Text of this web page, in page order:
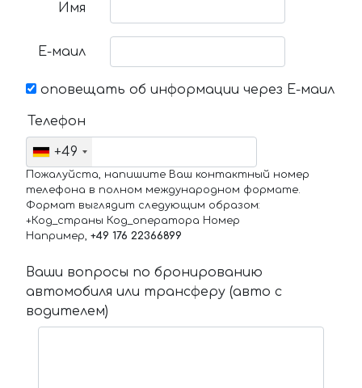
Имя
Е-маил
оповещать об информации через Е-маил
Телефон
+49
Пожалуйста, напишите Ваш контактный номер
телефона в полном международном формате.
Формат выглядит следующим образом:
+Код_страны Код_оператора Номер
Например, +49 176 22366899
Ваши вопросы по бронированию
автомобиля или трансферу (авто с
водителем)